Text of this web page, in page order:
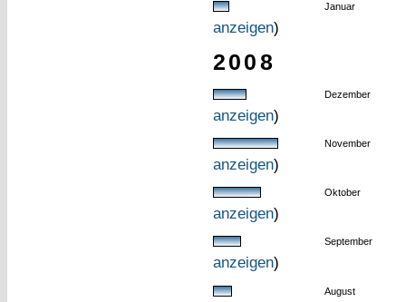
Januar
anzeigen)
2008
Dezember
anzeigen)
November
anzeigen)
Oktober
anzeigen)
September
anzeigen)
August